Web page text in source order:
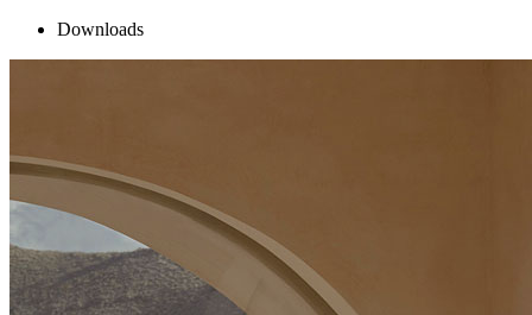
Downloads